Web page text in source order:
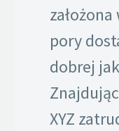
pory
dobrej
XYZ